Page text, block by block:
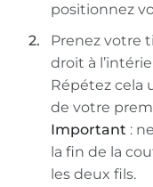
positionnez
Prenez votre
droit à
Répétez cela
de votre
Important :
la fin de la
les deux fils.